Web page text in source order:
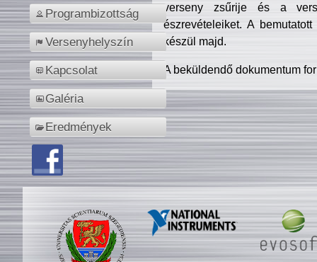
Programbizottság
Versenyhelyszín
Kapcsolat
Galéria
Eredmények
verseny zsűrije és a
észrevételeiket. A
készül majd.
A beküldendő dokumentum